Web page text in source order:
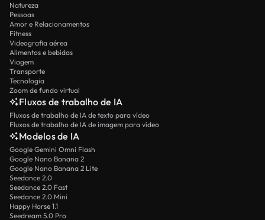
Natureza
Pessoas
Amor e Relacionamentos
Fitness
Videografia aérea
Alimentos e bebidas
Viagem
Transporte
Tecnologia
Zoom de fundo virtual
Fluxos de trabalho de IA
Fluxos de trabalho de IA de texto para vídeo
Fluxos de trabalho de IA de imagem para vídeo
Modelos de IA
Google Gemini Omni Flash
Google Nano Banana 2
Google Nano Banana 2 Lite
Seedance 2.0
Seedance 2.0 Fast
Seedance 2.0 Mini
Happy Horse 1.1
Seedream 5.0 Pro